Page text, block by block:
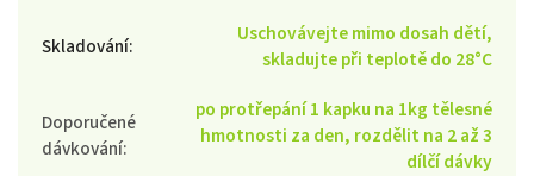
Skladování:
Uschovávejte mimo dosah dětí,
skladujte při teplotě do 28°C
Doporučené
dávkování:
po protřepání 1 kapku na 1kg tělesné
hmotnosti za den, rozdělit na 2 až 3
dílčí dávky